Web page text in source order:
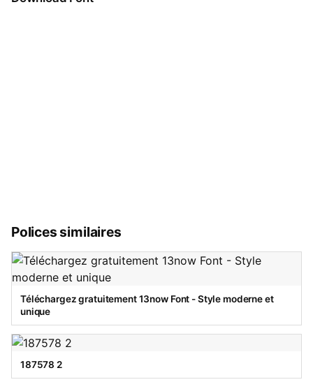
Polices similaires
Téléchargez gratuitement 13now Font - Style moderne et
unique
187578 2